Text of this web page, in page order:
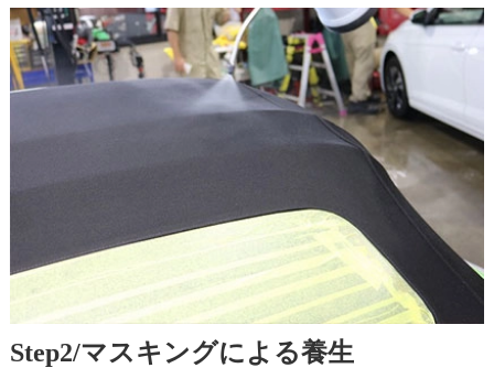
Step2/マスキングによる養生